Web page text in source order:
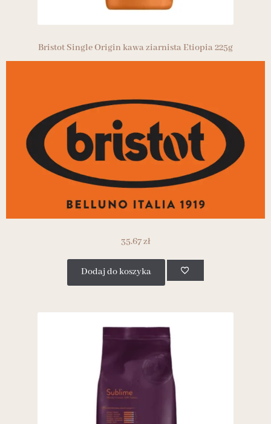
Bristot Single Origin kawa ziarnista Etiopia 225g
35.67zł
Dodaj do koszyka